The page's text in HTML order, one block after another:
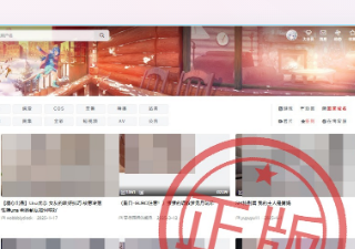
🚀 立即进入发布页
📌请牢
mengzhan.net
mengzhan.cc mengzhan.one
⚠️ 如果以上【发布页】打不开，请在浏览
👉【最新主用域名